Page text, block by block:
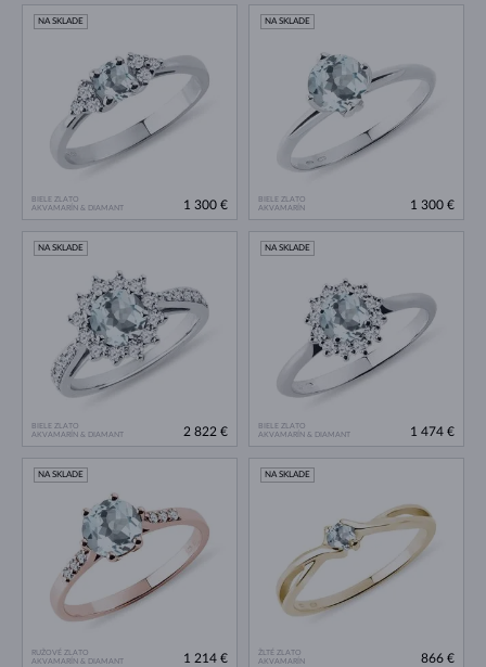
BIELE ZLATO
AKVAMARÍN & DIAMANT
NA SKLADE
1 300 €
BIELE ZLATO
AKVAMARÍN
NA SKLADE
1 300 €
BIELE ZLATO
AKVAMARÍN & DIAMANT
NA SKLADE
2 822 €
BIELE ZLATO
AKVAMARÍN & DIAMANT
NA SKLADE
1 474 €
RUŽOVÉ ZLATO
AKVAMARÍN & DIAMANT
NA SKLADE
1 214 €
ŽLTÉ ZLATO
AKVAMARÍN
NA SKLADE
866 €